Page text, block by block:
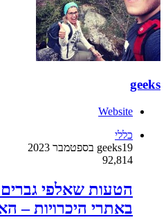
geeks
Website
כללי
geeks19 בספטמבר 2023
92,814
הטעות שאלפי
באתרי היכרויות